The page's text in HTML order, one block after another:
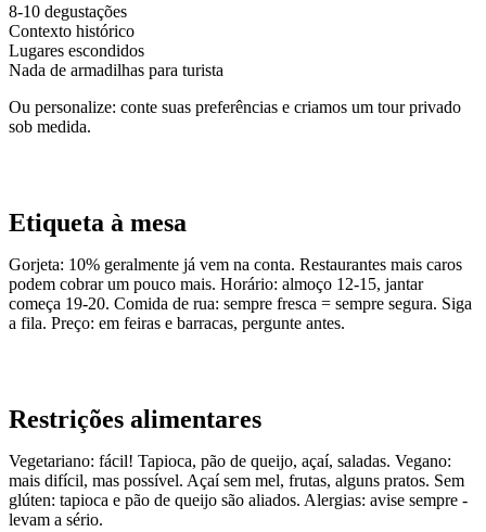
8-10 degustações
Contexto histórico
Lugares escondidos
Nada de armadilhas para turista
Ou personalize: conte suas preferências e criamos um tour privado
sob medida.
Etiqueta à mesa
Gorjeta: 10% geralmente já vem na conta. Restaurantes mais caros
podem cobrar um pouco mais. Horário: almoço 12-15, jantar
começa 19-20. Comida de rua: sempre fresca = sempre segura. Siga
a fila. Preço: em feiras e barracas, pergunte antes.
Restrições alimentares
Vegetariano: fácil! Tapioca, pão de queijo, açaí, saladas. Vegano:
mais difícil, mas possível. Açaí sem mel, frutas, alguns pratos. Sem
glúten: tapioca e pão de queijo são aliados. Alergias: avise sempre -
levam a sério.